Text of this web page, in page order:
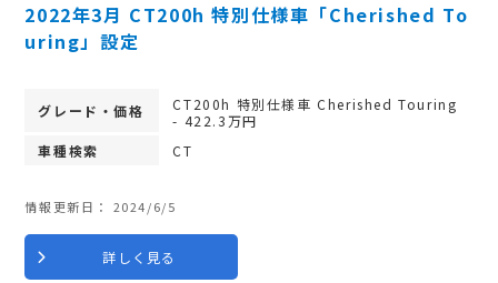
2022年3月 CT200h 特別仕様車「Cherished To
uring」設定
グレード・価格
CT200h 特別仕様車 Cherished Touring
- 422.3万円
車種検索
CT
情報更新日： 2024/6/5
詳しく見る